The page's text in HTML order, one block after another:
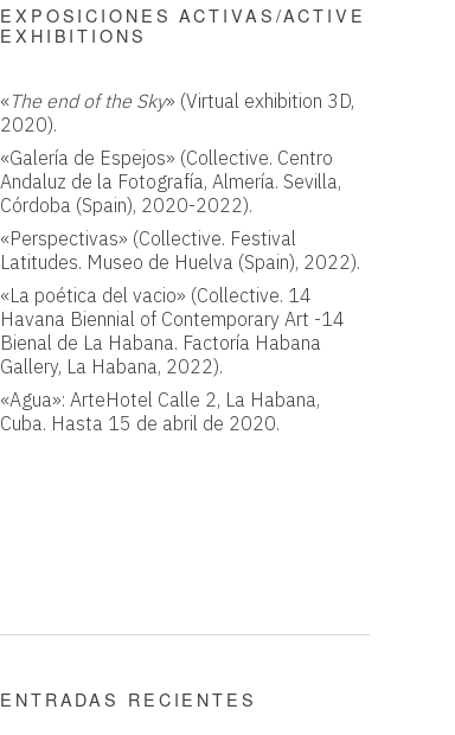
EXPOSICIONES ACTIVAS/ACTIVE
EXHIBITIONS
«The end of the Sky» (Virtual exhibition 3D,
2020).
«Galería de Espejos» (Collective. Centro
Andaluz de la Fotografía, Almería. Sevilla,
Córdoba (Spain), 2020-2022).
«Perspectivas» (Collective. Festival
Latitudes. Museo de Huelva (Spain), 2022).
«La poética del vacio» (Collective. 14
Havana Biennial of Contemporary Art -14
Bienal de La Habana. Factoría Habana
Gallery, La Habana, 2022).
«Agua»: ArteHotel Calle 2, La Habana,
Cuba. Hasta 15 de abril de 2020.
ENTRADAS RECIENTES